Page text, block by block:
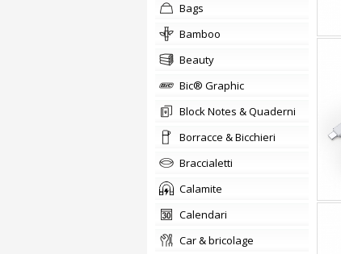
bags
Bamboo
beauty
Bic® Graphic
Block Notes & Quaderni
Borracce & Bicchieri
braccialetti
Calamite
calendari
car & bricolage